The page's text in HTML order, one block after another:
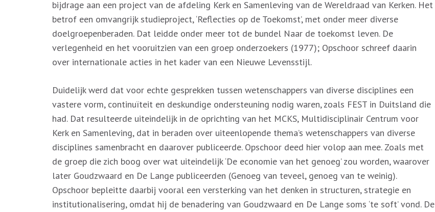
bijdrage aan een project van de afdeling Kerk en Samenleving van de Wereldraad van Kerken. Het
betrof een omvangrijk studieproject, ‘Reflecties op de Toekomst’, met onder meer diverse
doelgroepenberaden. Dat leidde onder meer tot de bundel Naar de toekomst leven. De
verlegenheid en het vooruitzien van een groep onderzoekers (1977); Opschoor schreef daarin
over internationale acties in het kader van een Nieuwe Levensstijl.
Duidelijk werd dat voor echte gesprekken tussen wetenschappers van diverse disciplines een
vastere vorm, continuïteit en deskundige ondersteuning nodig waren, zoals FEST in Duitsland die
had. Dat resulteerde uiteindelijk in de oprichting van het MCKS, Multidisciplinair Centrum voor
Kerk en Samenleving, dat in beraden over uiteenlopende thema’s wetenschappers van diverse
disciplines samenbracht en daarover publiceerde. Opschoor deed hier volop aan mee. Zoals met
de groep die zich boog over wat uiteindelijk ‘De economie van het genoeg’ zou worden, waarover
later Goudzwaard en De Lange publiceerden (Genoeg van teveel, genoeg van te weinig).
Opschoor bepleitte daarbij vooral een versterking van het denken in structuren, strategie en
institutionalisering, omdat hij de benadering van Goudzwaard en De Lange soms ‘te soft’ vond. De